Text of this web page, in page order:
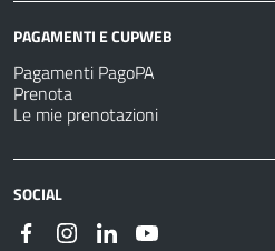
PAGAMENTI E CUPWEB
Pagamenti PagoPA
Prenota
Le mie prenotazioni
SOCIAL